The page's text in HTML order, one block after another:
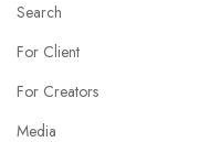
Search
For Client
For Creators
Media